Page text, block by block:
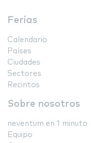
Ferias
Calendario
Países
Ciudades
Sectores
Recintos
Sobre nosotros
neventum en 1 minuto
Equipo